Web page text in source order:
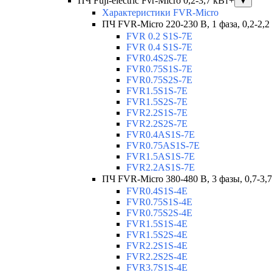
Характеристики FVR-Micro
ПЧ FVR-Micro 220-230 В, 1 фаза, 0,2-2,2
FVR 0.2 S1S-7E
FVR 0.4 S1S-7E
FVR0.4S2S-7E
FVR0.75S1S-7E
FVR0.75S2S-7E
FVR1.5S1S-7E
FVR1.5S2S-7E
FVR2.2S1S-7E
FVR2.2S2S-7E
FVR0.4AS1S-7E
FVR0.75AS1S-7E
FVR1.5AS1S-7E
FVR2.2AS1S-7E
ПЧ FVR-Micro 380-480 В, 3 фазы, 0,7-
FVR0.4S1S-4E
FVR0.75S1S-4E
FVR0.75S2S-4E
FVR1.5S1S-4E
FVR1.5S2S-4E
FVR2.2S1S-4E
FVR2.2S2S-4E
FVR3.7S1S-4E